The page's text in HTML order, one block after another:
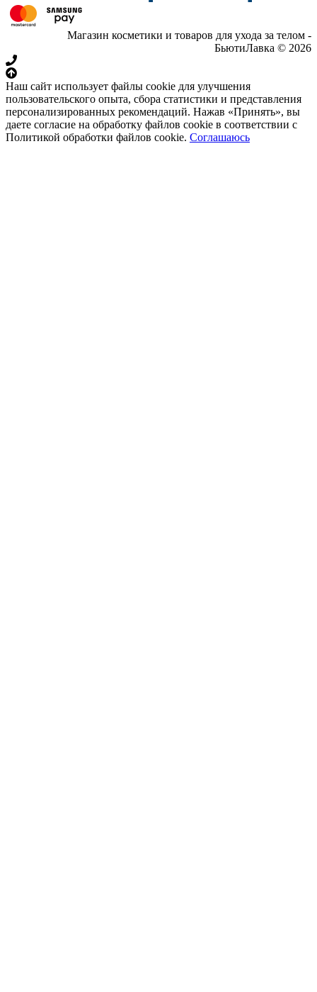
Магазин косметики и товаров для ухода за телом -
БьютиЛавка © 2026
Наш сайт использует файлы cookie для улучшения
пользовательского опыта, сбора статистики и представления
персонализированных рекомендаций. Нажав «Принять», вы
даете согласие на обработку файлов cookie в соответствии с
Политикой обработки файлов cookie. Соглашаюсь